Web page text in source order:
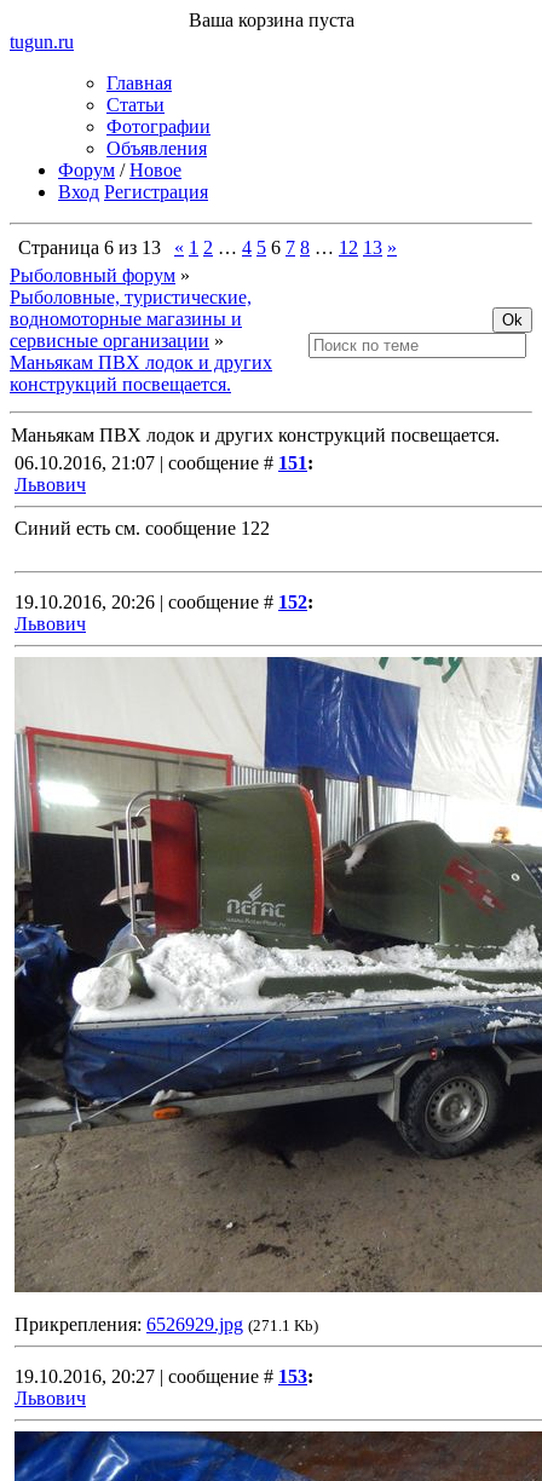
Ваша корзина пуста
tugun.ru
Главная
Статьи
Фотографии
Объявления
Форум /Новое
Вход Регистрация
Страница 6 из 13 « 1 2 … 4 5 6 7 8 … 12 13 »
Рыболовный форум »
Рыболовные, туристические,
водномоторные магазины и
сервисные организации »
Маньякам ПВХ лодок и других
конструкций посвещается.
Маньякам ПВХ лодок и других конструкций посвещается.
06.10.2016, 21:07 | сообщение # 151:
Львович
Синий есть см. сообщение 122
19.10.2016, 20:26 | сообщение # 152:
Львович
Прикрепления: 6526929.jpg (271.1 Kb)
19.10.2016, 20:27 | сообщение # 153:
Львович